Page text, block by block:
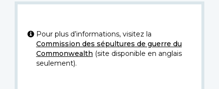
Pour plus d’informations, visitez la
Commission des sépultures de guerre du
Commonwealth (site disponible en anglais
seulement).